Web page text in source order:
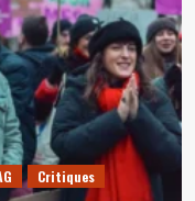
Critiques